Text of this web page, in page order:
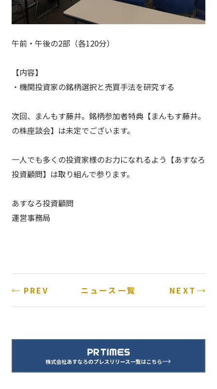
午前・午後の2部（各120分）
【内容】
・機関投資家の銘柄選択と売買手法を研究する
次回、まんもす藤井。銘柄参加者特典【まんもす藤井。
の株座談会】は未定でございます。
一人でも多くの投資家様のお力になれるよう【あすなろ
投資顧問】は取り組んで参ります。
あすなろ投資顧問
運営事務局
PREV NEXT
ニュース一覧
株式会社あすなろのプレスリリース一覧はこちら